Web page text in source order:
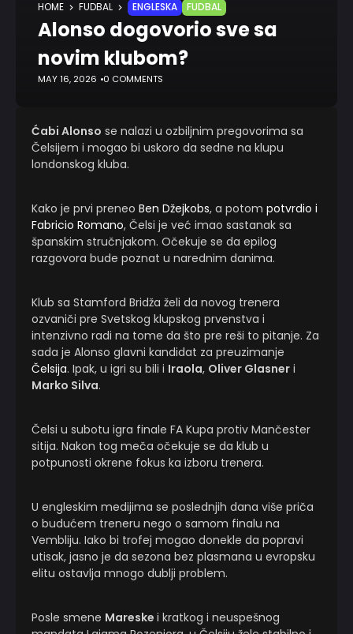
HOME FUDBAL ENGLESKA FUDBAL
Alonso dogovorio sve sa
novim klubom?
MAY 16, 2026 0 COMMENTS
Ćabi Alonso se nalazi u ozbiljnim pregovorima sa
Čelsijem i mogao bi uskoro da sedne na klupu
londonskog kluba.
Kako je prvi preneo Ben Džejkobs, a potom potvrdio i
Fabricio Romano, Čelsi je već imao sastanak sa
španskim stručnjakom. Očekuje se da epilog
razgovora bude poznat u narednim danima.
Klub sa Stamford Bridža želi da novog trenera
ozvaniči pre Svetskog klupskog prvenstva i
intenzivno radi na tome da što pre reši to pitanje. Za
sada je Alonso glavni kandidat za preuzimanje
Čelsija. Ipak, u igri su bili i Iraola, Oliver Glasner i
Marko Silva.
Čelsi u subotu igra finale FA Kupa protiv Mančester
sitija. Nakon tog meča očekuje se da klub u
potpunosti okrene fokus ka izboru trenera.
U engleskim medijima se poslednjih dana više priča
o budućem treneru nego o samom finalu na
Vembliju. Iako bi trofej mogao donekle da popravi
utisak, jasno je da sezona bez plasmana u evropsku
elitu ostavlja mnogo dublji problem.
Posle smene Mareske i kratkog i neuspešnog